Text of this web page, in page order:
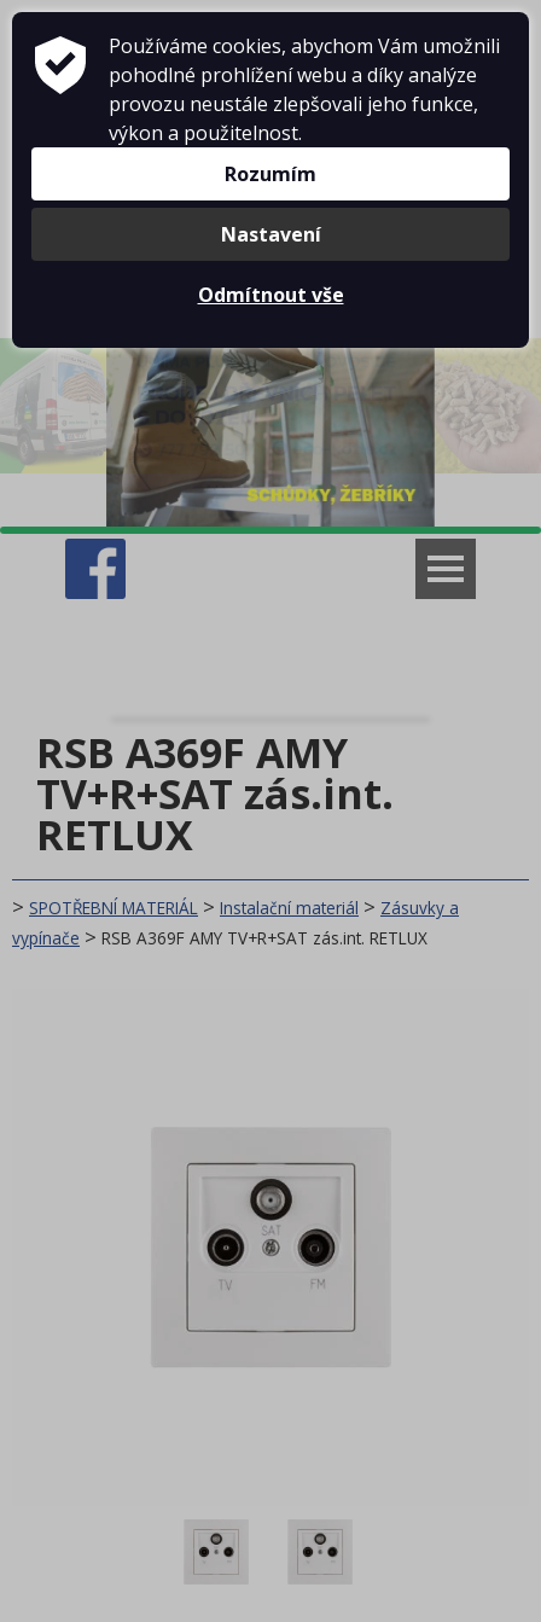
Košík je prázdný
SPOTŘEBNÍ MATERIÁL
Žárovky, Zářivky
Kabely a Adaptéry
Instalační materiál
Zásuvky a vypínače
Zabezpečovací technika
Zvonky a přístroje
RSB A369F AMY
TV+R+SAT zás.int.
RETLUX
> SPOTŘEBNÍ MATERIÁL > Instalační materiál > Zásuvky a
vypínače > RSB A369F AMY TV+R+SAT zás.int. RETLUX
Používáme cookies, abychom Vám umožnili
pohodlné prohlížení webu a díky analýze
provozu neustále zlepšovali jeho funkce,
výkon a použitelnost.
Rozumím
Nastavení
Odmítnout vše